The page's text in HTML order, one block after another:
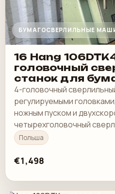
БУМАГОСВЕРЛИЛЬНЫЕ
16 Hang
головочный
станок для
4-головочный
регулируемыми
ножным пуском и
четырехголовочный
обработки бумажных
обеспечивает
Польша
€1,498